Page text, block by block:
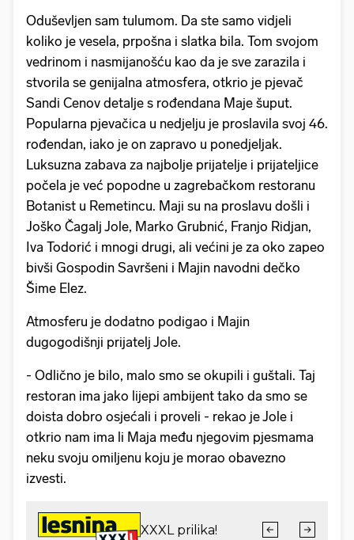
Oduševljen sam tulumom. Da ste samo vidjeli
koliko je vesela, prpošna i slatka bila. Tom svojom
vedrinom i nasmijanošću kao da je sve zarazila i
stvorila se genijalna atmosfera, otkrio je pjevač
Sandi Cenov detalje s rođendana Maje šuput.
Popularna pjevačica u nedjelju je proslavila svoj 46.
rođendan, iako je on zapravo u ponedjeljak.
Luksuzna zabava za najbolje prijatelje i prijateljice
počela je već popodne u zagrebačkom restoranu
Botanist u Remetincu. Maji su na proslavu došli i
Joško Čagalj Jole, Marko Grubnić, Franjo Ridjan,
Iva Todorić i mnogi drugi, ali većini je za oko zapeo
bivši Gospodin Savršeni i Majin navodni dečko
Šime Elez.
Atmosferu je dodatno podigao i Majin
dugogodišnji prijatelj Jole.
- Odlično je bilo, malo smo se okupili i guštali. Taj
restoran ima jako lijepi ambijent tako da smo se
doista dobro osjećali i proveli - rekao je Jole i
otkrio nam ima li Maja među njegovim pjesmama
neku svoju omiljenu koju je morao obavezno
izvesti.